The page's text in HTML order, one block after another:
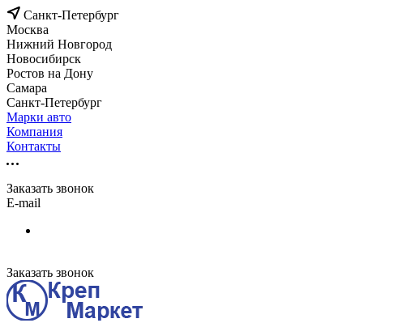
Санкт-Петербург
Москва
Нижний Новгород
Новосибирск
Ростов на Дону
Самара
Санкт-Петербург
Марки авто
Компания
Контакты
Заказать звонок
E-mail
Заказать звонок